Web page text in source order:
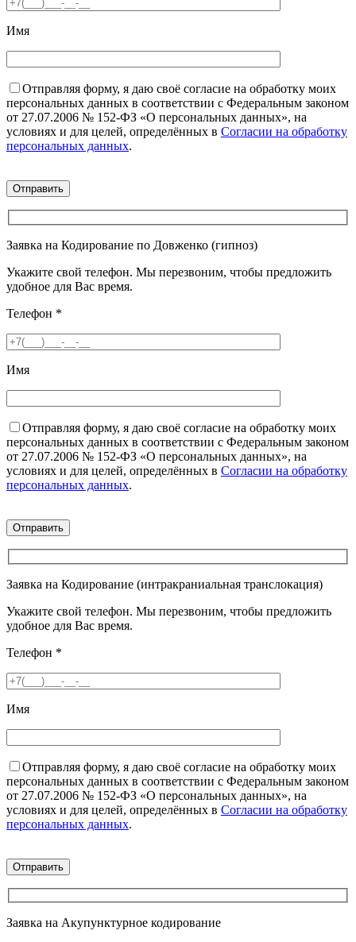
Имя
Отправляя форму, я даю своё согласие на обработку моих
персональных данных в соответствии с Федеральным законом
от 27.07.2006 № 152-ФЗ «О персональных данных», на
условиях и для целей, определённых в Согласии на обработку
персональных данных.
Заявка на Кодирование по Довженко (гипноз)
Укажите свой телефон. Мы перезвоним, чтобы предложить
удобное для Вас время.
Телефон *
Имя
Отправляя форму, я даю своё согласие на обработку моих
персональных данных в соответствии с Федеральным законом
от 27.07.2006 № 152-ФЗ «О персональных данных», на
условиях и для целей, определённых в Согласии на обработку
персональных данных.
Заявка на Кодирование (интракраниальная транслокация)
Укажите свой телефон. Мы перезвоним, чтобы предложить
удобное для Вас время.
Телефон *
Имя
Отправляя форму, я даю своё согласие на обработку моих
персональных данных в соответствии с Федеральным законом
от 27.07.2006 № 152-ФЗ «О персональных данных», на
условиях и для целей, определённых в Согласии на обработку
персональных данных.
Заявка на Акупунктурное кодирование